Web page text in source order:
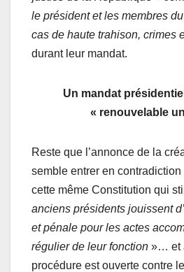
le président et les membres
cas de haute trahison, crimes
durant leur mandat.
Un mandat
« renouvelable
Reste que l’annonce de la
semble entrer en contradiction
cette même Constitution qui
anciens présidents jouissent
et pénale pour les actes
régulier de leur fonction »… et
procédure est ouverte contre